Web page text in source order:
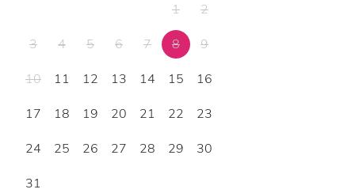
1
2
3
4 5 6 7 8
9
10
11 12 13 14 15
16
17
18 19 20 21 22
23
24
25 26 27 28 29
30
31